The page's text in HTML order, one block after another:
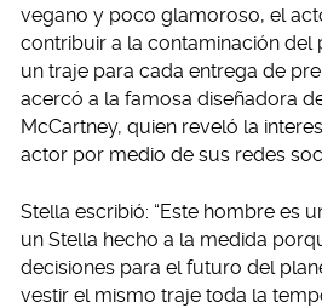
vegano y poco glamoroso, el
contribuir a la contaminación del
un traje para cada entrega de
acercó a la famosa diseñadora
McCartney, quien reveló la
actor por medio de sus redes
Stella escribió: “Este hombre es
un Stella hecho a la medida
decisiones para el futuro del
vestir el mismo traje toda la